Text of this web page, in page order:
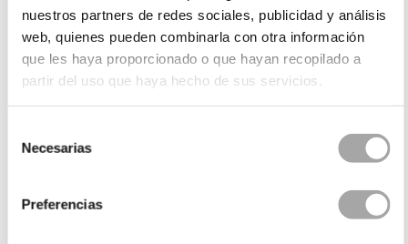
nuestros partners de redes sociales, publicidad y análisis
web, quienes pueden combinarla con otra información
que les haya proporcionado o que hayan recopilado a
partir del uso que haya hecho de sus servicios.
Necesarias
Preferencias